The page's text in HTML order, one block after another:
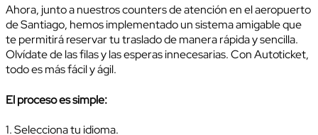
Ahora, junto a nuestros counters de atención en el aeropuerto
de Santiago, hemos implementado un sistema amigable que
te permitirá reservar tu traslado de manera rápida y sencilla.
Olvídate de las filas y las esperas innecesarias. Con Autoticket,
todo es más fácil y ágil.
El proceso es simple:
1.⁠ ⁠Selecciona tu idioma.